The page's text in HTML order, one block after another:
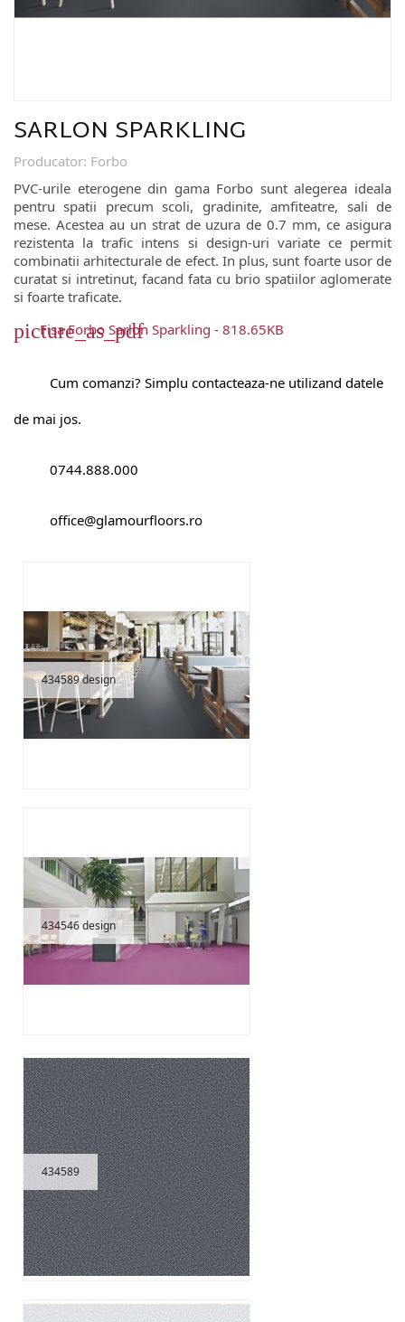
SARLON SPARKLING
Producator: Forbo
PVC-urile eterogene din gama Forbo sunt alegerea ideala
pentru spatii precum scoli, gradinite, amfiteatre, sali de
mese. Acestea au un strat de uzura de 0.7 mm, ce asigura
rezistenta la trafic intens si design-uri variate ce permit
combinatii arhitecturale de efect. In plus, sunt foarte usor de
curatat si intretinut, facand fata cu brio spatiilor aglomerate
si foarte traficate.
picture_as_pdf
Fisa Forbo Sarlon Sparkling - 818.65KB
Cum comanzi? Simplu contacteaza-ne utilizand datele
de mai jos.
0744.888.000
office@glamourfloors.ro
434589 design
434546 design
434589